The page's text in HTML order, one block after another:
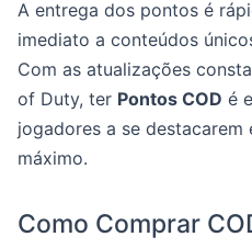
A entrega dos pontos é
imediato a conteúdos
Com as atualizações
of Duty, ter Pontos COD é
jogadores a se
máximo.
Como Comprar